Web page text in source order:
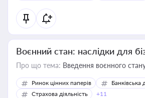
Воєнний стан: наслідки для
Про що тема: Введення воєнного
Ринок цінних паперів
Банківська
Страхова діяльність
+11